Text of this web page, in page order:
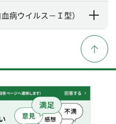
病ウイルス－Ｉ型）